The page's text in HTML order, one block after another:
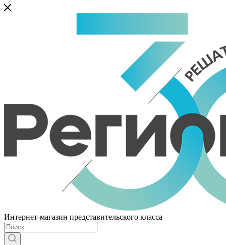
Интернет-магазин представительского класса